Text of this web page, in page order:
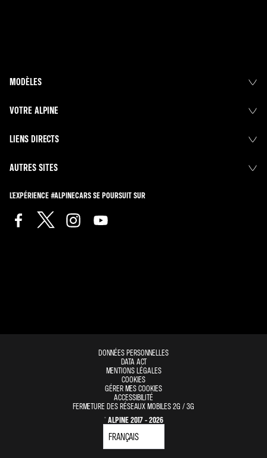
MODÈLES
VOTRE ALPINE
LIENS DIRECTS
AUTRES SITES
L'EXPÉRIENCE #ALPINECARS SE POURSUIT SUR
DONNÉES PERSONNELLES
DATA ACT
MENTIONS LÉGALES
COOKIES
GÉRER MES COOKIES
ACCESSIBILITÉ
FERMETURE DES RÉSEAUX MOBILES 2G / 3G
© ALPINE 2017 - 2026